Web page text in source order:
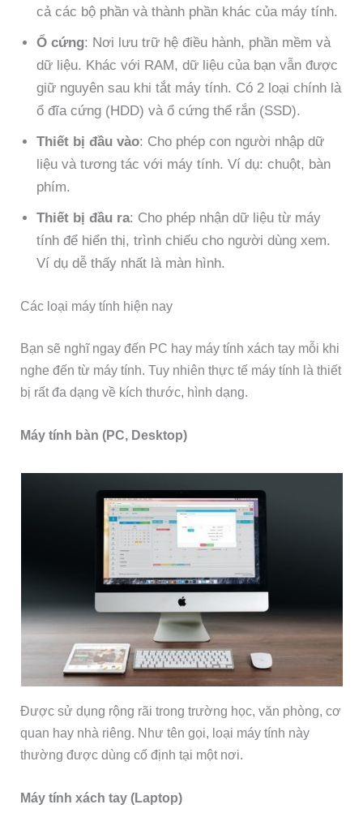
cả các bộ phần và thành phần khác của máy tính.
Ổ cứng: Nơi lưu trữ hệ điều hành, phần mềm và
dữ liệu. Khác với RAM, dữ liệu của bạn vẫn được
giữ nguyên sau khi tắt máy tính. Có 2 loại chính là
ổ đĩa cứng (HDD) và ổ cứng thể rắn (SSD).
Thiết bị đầu vào: Cho phép con người nhập dữ
liệu và tương tác với máy tính. Ví dụ: chuột, bàn
phím.
Thiết bị đầu ra: Cho phép nhận dữ liệu từ máy
tính để hiển thị, trình chiếu cho người dùng xem.
Ví dụ dễ thấy nhất là màn hình.
Các loại máy tính hiện nay
Bạn sẽ nghĩ ngay đến PC hay máy tính xách tay mỗi khi
nghe đến từ máy tính. Tuy nhiên thực tế máy tính là thiết
bị rất đa dạng về kích thước, hình dạng.
Máy tính bàn (PC, Desktop)
Được sử dụng rộng rãi trong trường học, văn phòng, cơ
quan hay nhà riêng. Như tên gọi, loại máy tính này
thường được dùng cố định tại một nơi.
Máy tính xách tay (Laptop)